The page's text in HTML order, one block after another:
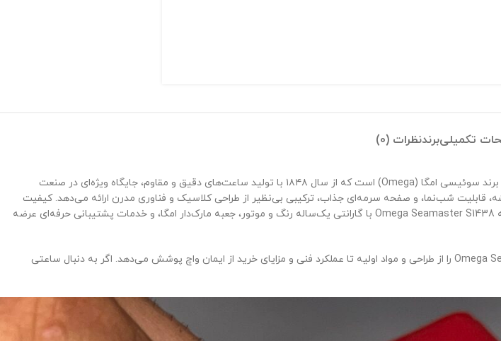
تکمیلیبرندنظرات (0)
ساعت امگا مردانه سیمستر سیلور صفحه سرمه ای Omega Seamaster S1438 یکی از شاهکارهای برجسته برند سوئیسی امگا (Omega) است که از سال ۱۸۴۸ با تولید ساعت‌های دقیق و مقاوم، جایگاه ویژه‌ای در صنعت
شب‌نما، و صفحه سرمه‌ای جذاب، ترکیبی بی‌نظیر از طراحی کلاسیک و فناوری مدرن ارائه می‌دهد. کیفیت
، ساعت امگا مردانه Omega Seamaster S1438 با گارانتی یک‌ساله رنگ و موتور، جعبه مارک‌دار امگا، و خدمات پشتیبانی حرفه‌ای عرضه
این نقد و بررسی جامع، تمام جنبه‌های ساعت امگا مردانه سیمستر سیلور صفحه سرمه ای Omega Seamaster S1438 را از طراحی و مواد اولیه تا عملکرد فنی و مزایای خرید از ایمان واچ پوشش می‌دهد. اگر به دنبال ساعتی